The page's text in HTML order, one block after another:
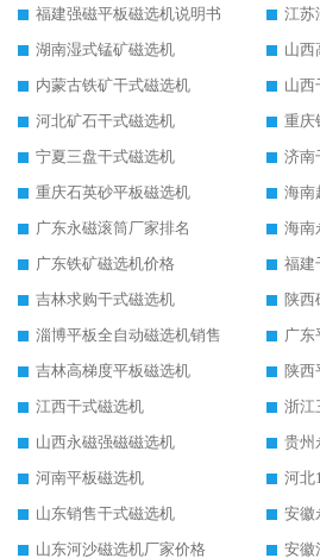
福建强磁平板磁选机说明书
江苏
湖南湿式锰矿磁选机
山西
内蒙古铁矿干式磁选机
山西
河北矿石干式磁选机
重庆
宁夏三盘干式磁选机
济南
重庆石英砂平板磁选机
海南
广东永磁滚筒厂家排名
海南
广东铁矿磁选机价格
福建
吉林求购干式磁选机
陕西
淄博平板全自动磁选机销售
广东
吉林高梯度平板磁选机
陕西
江西干式磁选机
浙江
山西永磁强磁磁选机
贵州
河南平板磁选机
河北
山东销售干式磁选机
安徽
山东河沙磁选机厂家价格
安徽